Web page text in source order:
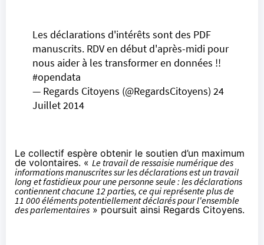
Les déclarations d'intérêts sont des PDF
manuscrits. RDV en début d'après-midi pour
nous aider à les transformer en données !!
#opendata
— Regards Citoyens (@RegardsCitoyens) 24
Juillet 2014
Le collectif espère obtenir le soutien d’un maximum
de volontaires. « Le travail de ressaisie numérique des
informations manuscrites sur les déclarations est un travail
long et fastidieux pour une personne seule : les déclarations
contiennent chacune 12 parties, ce qui représente plus de
11 000 éléments potentiellement déclarés pour l'ensemble
des parlementaires » poursuit ainsi Regards Citoyens.